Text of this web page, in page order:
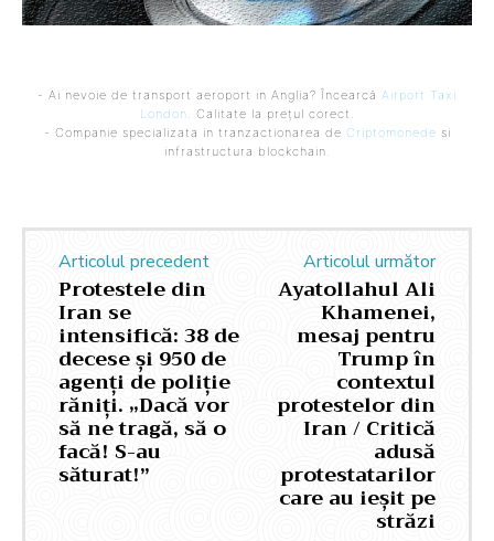
- Ai nevoie de transport aeroport in Anglia? Încearcă Airport Taxi
London. Calitate la prețul corect.
- Companie specializata in tranzactionarea de Criptomonede si
infrastructura blockchain.
Articolul precedent
Protestele din
Iran se
intensifică: 38 de
decese și 950 de
agenți de poliție
răniți. „Dacă vor
să ne tragă, să o
facă! S-au
săturat!”
Articolul următor
Ayatollahul Ali
Khamenei,
mesaj pentru
Trump în
contextul
protestelor din
Iran / Critică
adusă
protestatarilor
care au ieșit pe
străzi